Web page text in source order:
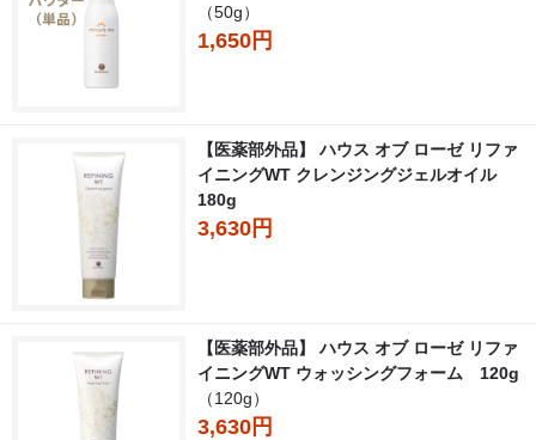
（50g）
1,650円
【医薬部外品】 ハウス オブ ローゼ リファ
イニングWT クレンジングジェルオイル
180g
3,630円
【医薬部外品】 ハウス オブ ローゼ リファ
イニングWT ウォッシングフォーム 120g
（120g）
3,630円